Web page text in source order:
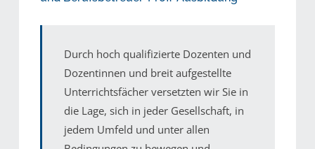
Durch hoch qualifizierte Dozenten und
Dozentinnen und breit aufgestellte
Unterrichtsfächer versetzten wir Sie in
die Lage, sich in jeder Gesellschaft, in
jedem Umfeld und unter allen